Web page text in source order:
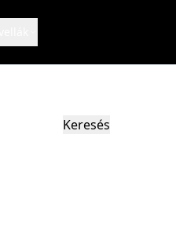
Keresés